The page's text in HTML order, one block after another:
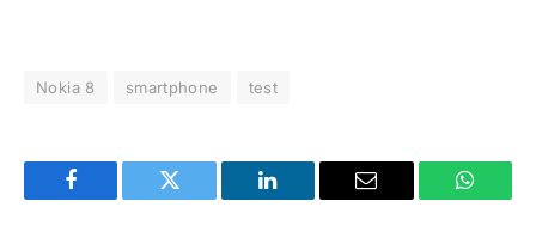
Nokia 8 smartphone test
Facebook Twitter LinkedIn Email